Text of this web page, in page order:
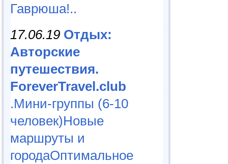
Гаврюша!..
17.06.19 Отдых:
Авторские
путешествия.
ForeverTravel.club
.Мини-группы (6-10
человек)Новые
маршруты и
городаОптимальное